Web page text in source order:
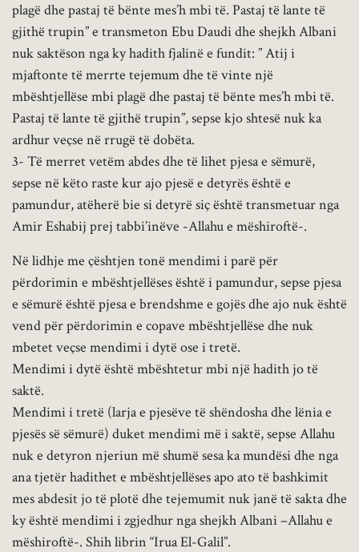
plagë dhe pastaj të bënte mes’h mbi të. Pastaj të lante të
gjithë trupin” e transmeton Ebu Daudi dhe shejkh Albani
nuk saktëson nga ky hadith fjalinë e fundit: ” Atij i
mjaftonte të merrte tejemum dhe të vinte një
mbështjellëse mbi plagë dhe pastaj të bënte mes’h mbi të.
Pastaj të lante të gjithë trupin”, sepse kjo shtesë nuk ka
ardhur veçse në rrugë të dobëta.
3- Të merret vetëm abdes dhe të lihet pjesa e sëmurë,
sepse në këto raste kur ajo pjesë e detyrës është e
pamundur, atëherë bie si detyrë siç është transmetuar nga
Amir Eshabij prej tabbi’inëve -Allahu e mëshiroftë-.
Në lidhje me çështjen tonë mendimi i parë për
përdorimin e mbështjellëses është i pamundur, sepse pjesa
e sëmurë është pjesa e brendshme e gojës dhe ajo nuk është
vend për përdorimin e copave mbështjellëse dhe nuk
mbetet veçse mendimi i dytë ose i tretë.
Mendimi i dytë është mbështetur mbi një hadith jo të
saktë.
Mendimi i tretë (larja e pjesëve të shëndosha dhe lënia e
pjesës së sëmurë) duket mendimi më i saktë, sepse Allahu
nuk e detyron njeriun më shumë sesa ka mundësi dhe nga
ana tjetër hadithet e mbështjellëses apo ato të bashkimit
mes abdesit jo të plotë dhe tejemumit nuk janë të sakta dhe
ky është mendimi i zgjedhur nga shejkh Albani –Allahu e
mëshiroftë-. Shih librin “Irua El-Galil”.